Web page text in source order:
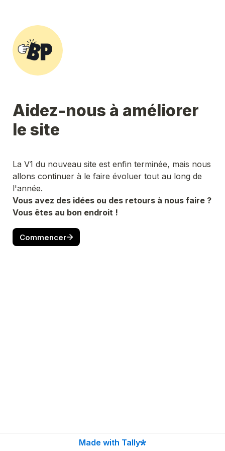
Aidez-nous à améliorer
le site
La V1 du nouveau site est enfin terminée, mais nous
allons continuer à le faire évoluer tout au long de
Vous avez des idées ou des retours à nous faire ?
Vous êtes au bon endroit !
Commencer
Made with Tally